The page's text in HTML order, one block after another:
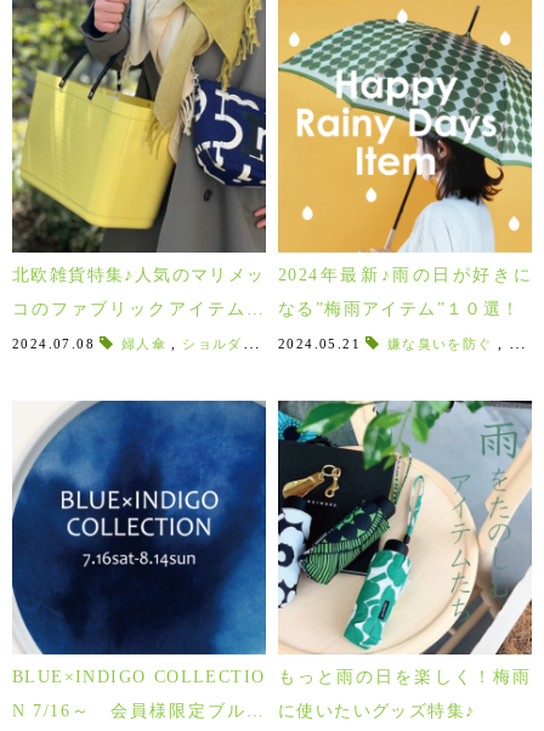
北欧雑貨特集♪人気のマリメッ
コのファブリックアイテムを
始めとする北欧雑貨を集めま
2024.07.08 婦人傘 ショルダーバッグ , ファブリックアイテム,北欧フ
2024年最新♪雨の日が好きに
なる”梅雨アイテム”１０選！
2024.05.21 嫌な臭いを防ぐ
BLUE×INDIGO COLLECTIO
N 7/16～ 会員様限定ブルー
もっと雨の日を楽しく！梅雨
に使いたいグッズ特集♪